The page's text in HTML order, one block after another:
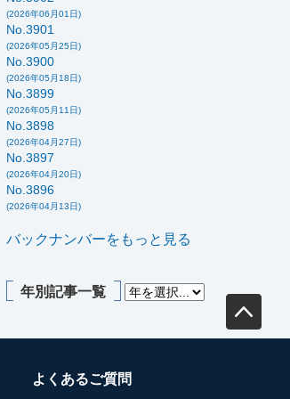
(2026年06月01日)
No.3901
(2026年05月25日)
No.3900
(2026年05月18日)
No.3899
(2026年05月11日)
No.3898
(2026年04月27日)
No.3897
(2026年04月20日)
No.3896
(2026年04月13日)
バックナンバーをもっと見る
年別記事一覧
よくあるご質問